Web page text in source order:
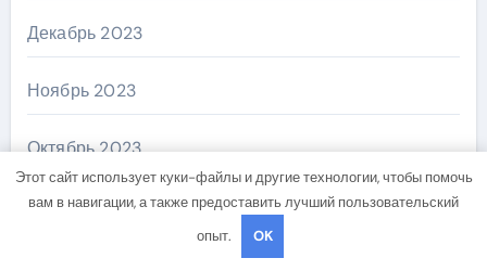
Декабрь 2023
Ноябрь 2023
Октябрь 2023
Август 2023
Этот сайт использует куки-файлы и другие технологии, чтобы помочь
вам в навигации, а также предоставить лучший пользовательский
опыт.
OK